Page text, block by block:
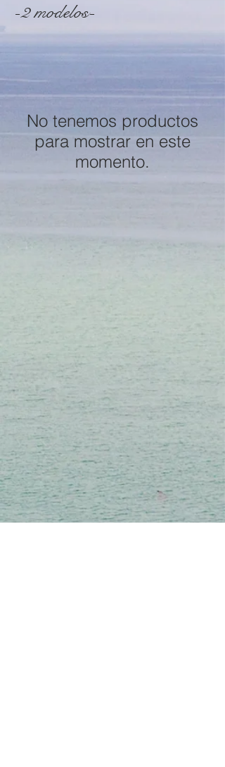
-2 modelos-
No tenemos productos
para mostrar en este
momento.